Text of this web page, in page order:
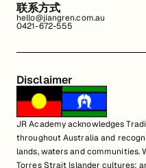
联系方式
hello@jiangren.com.au
0421-672-555
Disclaimer
JR Academy acknowledges
throughout Australia and
lands, waters and communities.
Torres Strait Islander cultures;